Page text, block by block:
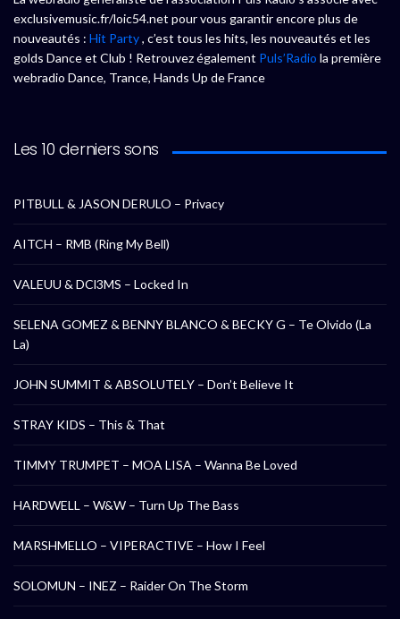
exclusivemusic.fr/loic54.net pour vous garantir encore plus de
nouveautés : Hit Party, c’est tous les hits, les nouveautés et les
golds Dance et Club ! Retrouvez également Puls’Radio la première
webradio Dance, Trance, Hands Up de France
Les 10 derniers sons
PITBULL & JASON DERULO – Privacy
AITCH – RMB (Ring My Bell)
VALEUU & DCl3MS – Locked In
SELENA GOMEZ & BENNY BLANCO & BECKY G – Te Olvido (La
La)
JOHN SUMMIT & ABSOLUTELY – Don’t Believe It
STRAY KIDS – This & That
TIMMY TRUMPET – MOA LISA – Wanna Be Loved
HARDWELL – W&W – Turn Up The Bass
MARSHMELLO – VIPERACTIVE – How I Feel
SOLOMUN – INEZ – Raider On The Storm